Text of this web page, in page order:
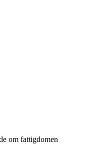
om fattigdomen